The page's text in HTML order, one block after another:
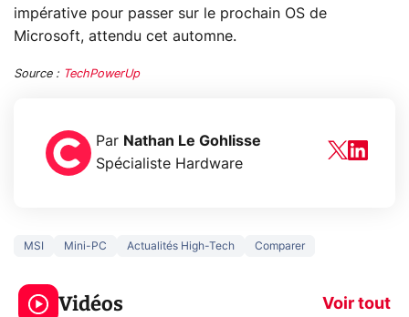
impérative pour passer sur le prochain OS de
Microsoft, attendu cet automne.
Source : TechPowerUp
Par Nathan Le Gohlisse
Spécialiste Hardware
MSI Mini-PC Actualités High-Tech Comparer
Vidéos Voir tout
5 générations de
jeux dans la
prochaine Xbox !
Ce que vous
navigation